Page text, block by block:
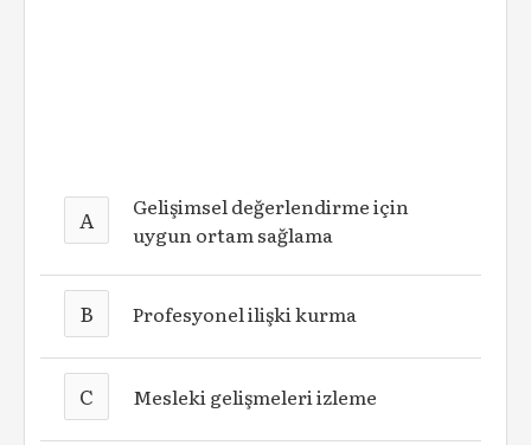
A
Gelişimsel değerlendirme için
uygun ortam sağlama
B Profesyonel ilişki kurma
C Mesleki gelişmeleri izleme